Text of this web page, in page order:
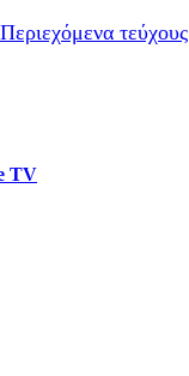
Περιεχόμενα τεύχους
TV